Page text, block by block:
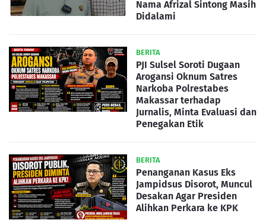
Nama Afrizal Sintong Masih
Didalami
BERITA
PJI Sulsel Soroti Dugaan
Arogansi Oknum Satres
Narkoba Polrestabes
Makassar terhadap
Jurnalis, Minta Evaluasi dan
Penegakan Etik
BERITA
Penanganan Kasus Eks
Jampidsus Disorot, Muncul
Desakan Agar Presiden
Alihkan Perkara ke KPK